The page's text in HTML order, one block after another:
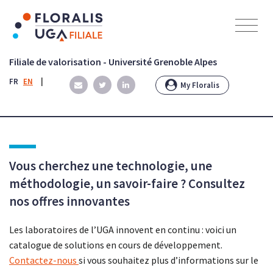
Filiale de valorisation - Université Grenoble Alpes
FR EN My Floralis
Vous cherchez une technologie, une
méthodologie, un savoir-faire ? Consultez
nos offres innovantes
Les laboratoires de l’UGA innovent en continu : voici un
catalogue de solutions en cours de développement.
Contactez-nous si vous souhaitez plus d’informations sur le